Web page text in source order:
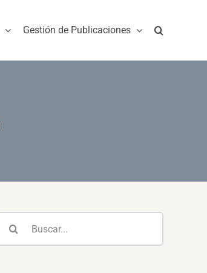
Gestión de Publicaciones